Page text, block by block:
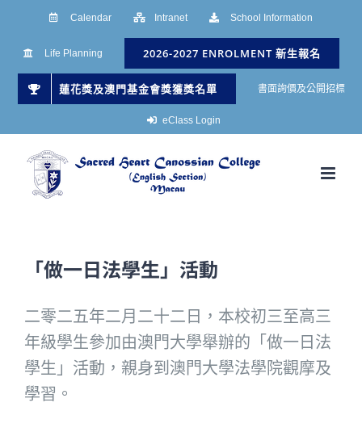
Calendar Intranet School Information
Life Planning 2026-2027 ENROLMENT 新生報名
蓮花獎及澳門基金會獎獲獎名單 書面詢價及公開招標
eClass Login
「做一日法學生」活動
二零二五年二月二十二日，本校初三至高三
年級學生參加由澳門大學舉辦的「做一日法
學生」活動，親身到澳門大學法學院觀摩及
學習。